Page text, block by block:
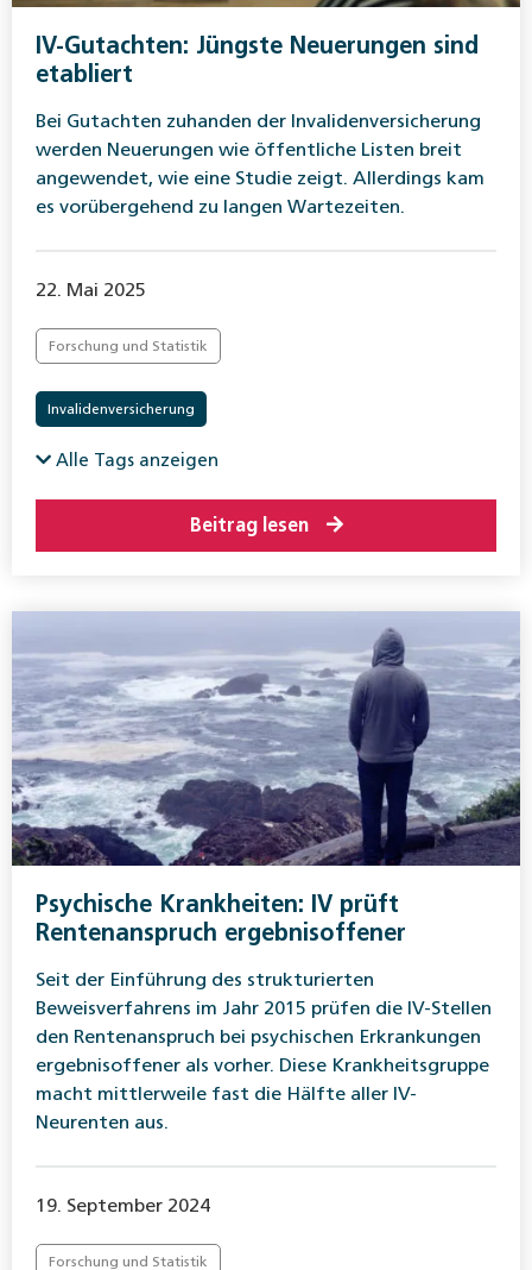
IV-Gutachten: Jüngste Neuerungen sind
etabliert
Bei Gutachten zuhanden der Invalidenversicherung
werden Neuerungen wie öffentliche Listen breit
angewendet, wie eine Studie zeigt. Allerdings kam
es vorübergehend zu langen Wartezeiten.
22. Mai 2025
Forschung und Statistik
Invalidenversicherung
Alle Tags anzeigen
Beitrag lesen
Psychische Krankheiten: IV prüft
Rentenanspruch ergebnisoffener
Seit der Einführung des strukturierten
Beweisverfahrens im Jahr 2015 prüfen die IV-Stellen
den Rentenanspruch bei psychischen Erkrankungen
ergebnisoffener als vorher. Diese Krankheitsgruppe
macht mittlerweile fast die Hälfte aller IV-
Neurenten aus.
19. September 2024
Forschung und Statistik